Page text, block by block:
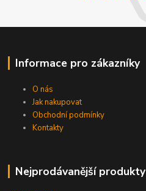
Informace pro zákazníky
O nás
Jak nakupovat
Obchodní podmínky
Kontakty
Nejprodávanější produkty